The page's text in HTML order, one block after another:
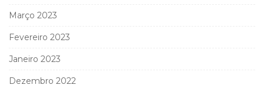
Março 2023
Fevereiro 2023
Janeiro 2023
Dezembro 2022